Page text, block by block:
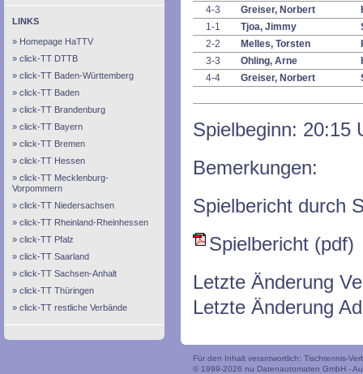
LINKS
Homepage HaTTV
click-TT DTTB
click-TT Baden-Württemberg
click-TT Baden
click-TT Brandenburg
click-TT Bayern
click-TT Bremen
click-TT Hessen
click-TT Mecklenburg-
Vorpommern
click-TT Niedersachsen
click-TT Rheinland-Rheinhessen
click-TT Pfalz
click-TT Saarland
click-TT Sachsen-Anhalt
click-TT Thüringen
click-TT restliche Verbände
4-3
Greiser, Norbert
1-1
Tjoa, Jimmy
2-2
Melles, Torsten
3-3
Ohling, Arne
4-4
Greiser, Norbert
Spielbeginn: 20:15
Bemerkungen:
Spielbericht durch
Spielbericht (pdf)
Letzte Änderung
Letzte Änderung
Für den Inhalt verantwortlich: Tischtennis-
© 1999-2026 nu Datenautomaten GmbH -